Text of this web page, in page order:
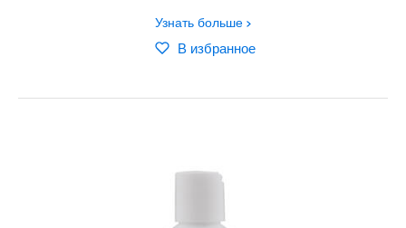
Узнать больше
В избранное